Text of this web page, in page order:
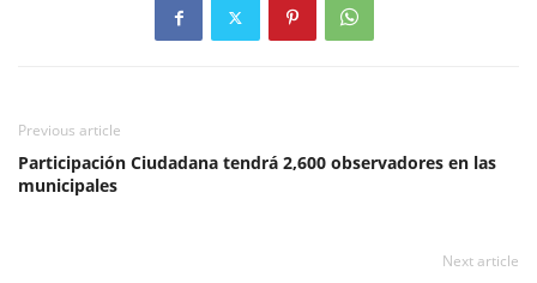
Previous article
Participación Ciudadana tendrá 2,600 observadores en las
municipales
Next article